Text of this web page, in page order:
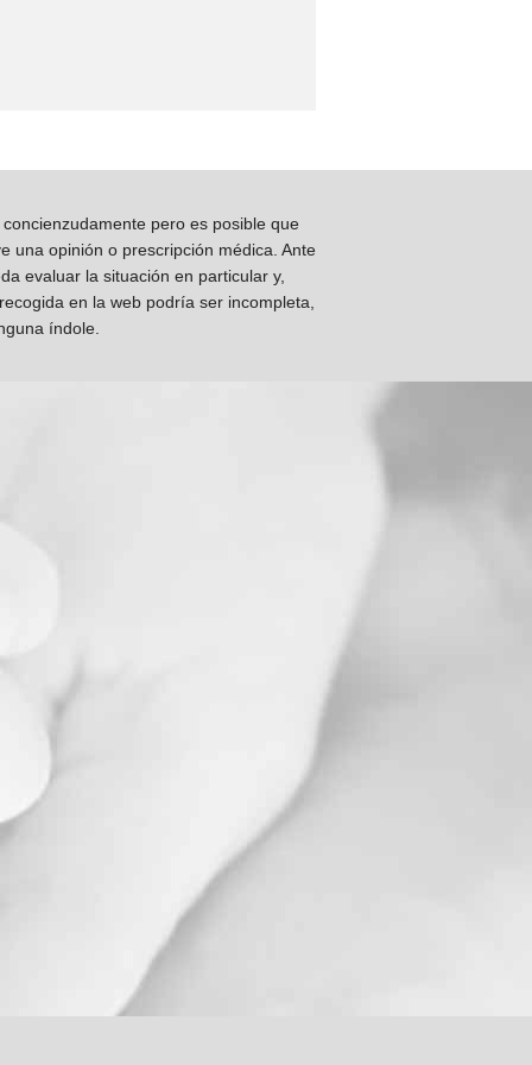
pero es posible que
una opinión o prescripción médica. Ante
evaluar la situación en particular y,
en la web podría ser incompleta,
índole.